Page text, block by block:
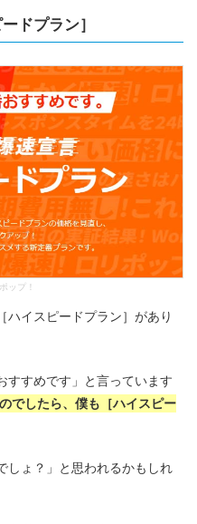
ドプラン］
ップ！
ハイスピードプラン］があり
すすめです」と言っています
でしたら、僕も［ハイスピー
しょ？」と思われるかもしれ